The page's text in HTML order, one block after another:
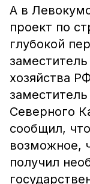
А в
проект по
глубокой
хозяйства
Северного
сообщил,
возможное,
получил